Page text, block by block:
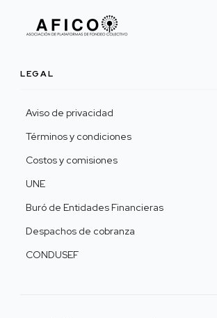
LEGAL
Aviso de privacidad
Términos y condiciones
Costos y comisiones
UNE
Buró de Entidades Financieras
Despachos de cobranza
CONDUSEF